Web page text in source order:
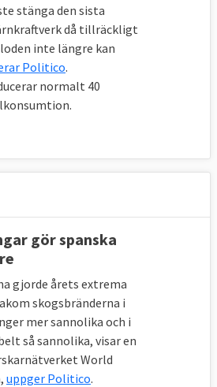
stänga den sista
då tillräckligt
inte längre kan
Politico.
normalt 40
gör spanska
gjorde årets extrema
skogsbränderna i
mer sannolika och i
så sannolika, visar en
World
uppger Politico.